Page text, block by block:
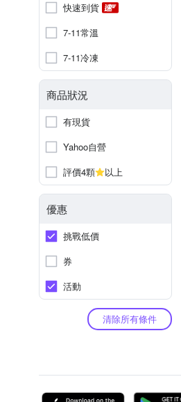
快速到貨
7-11常溫
7-11冷凍
商品狀況
有現貨
Yahoo自營
評價4顆
以上
優惠
挑戰低價
券
活動
清除所有條件